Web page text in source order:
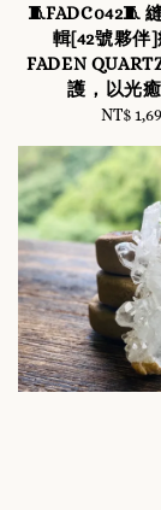
🧵FADC042🧵
輯[42號夥伴
FADEN
護，以光癒
NT$